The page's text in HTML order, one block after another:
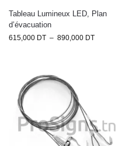
Tableau Lumineux LED, Plan
d’évacuation
615,000 DT – 890,000 DT